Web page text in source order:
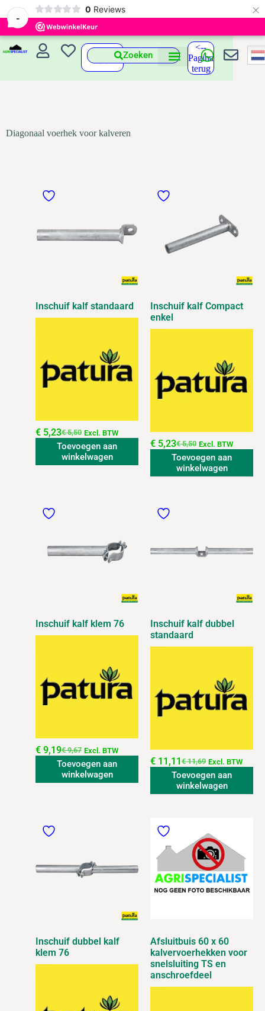
-
0 Reviews ×
Zoeken
<--
Pagina
terug
Diagonaal voerhek voor kalveren
Inschuif kalf standaard
€5,50
€ 5,23 Excl. BTW
Toevoegen aan
winkelwagen
Inschuif kalf Compact
enkel
€5,50
€ 5,23 Excl. BTW
Toevoegen aan
winkelwagen
Inschuif kalf klem 76
€9,67
€ 9,19 Excl. BTW
Toevoegen aan
winkelwagen
Inschuif kalf dubbel
standaard
€11,69
€ 11,11 Excl. BTW
Toevoegen aan
winkelwagen
Inschuif dubbel kalf
klem 76
Afsluitbuis 60 x 60
kalvervoerhekken voor
snelsluiting TS en
anschroefdeel